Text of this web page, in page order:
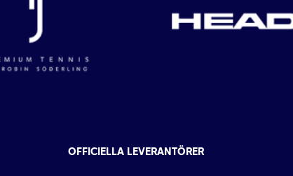
OFFICIELLA LEVERANTÖRER